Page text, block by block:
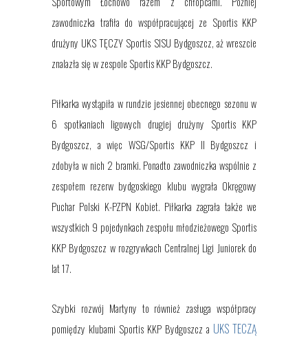
zawodniczka trafiła do współpracującej ze Sportis KKP
drużyny UKS TĘCZY Sportis SISU Bydgoszcz, aż wreszcie
znalazła się w zespole Sportis KKP Bydgoszcz.
Piłkarka wystąpiła w rundzie jesiennej obecnego sezonu w
6 spotkaniach ligowych drugiej drużyny Sportis KKP
Bydgoszcz, a więc WSG/Sportis KKP II Bydgoszcz i
zdobyła w nich 2 bramki. Ponadto zawodniczka wspólnie z
zespołem rezerw bydgoskiego klubu wygrała Okręgowy
Puchar Polski K-PZPN Kobiet. Piłkarka zagrała także we
wszystkich 9 pojedynkach zespołu młodzieżowego Sportis
KKP Bydgoszcz w rozgrywkach Centralnej Ligi Juniorek do
lat 17.
Szybki rozwój Martyny to również zasługa współpracy
pomiędzy klubami Sportis KKP Bydgoszcz a UKS TECZĄ